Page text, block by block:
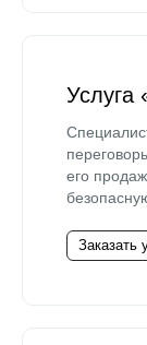
Услуга
его
Заказать